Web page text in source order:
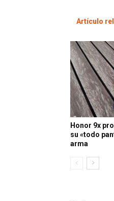
Artículo
Honor 9x
su «todo
arma